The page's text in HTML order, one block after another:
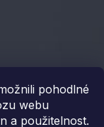
pohodlné
webu
a použitelnost.